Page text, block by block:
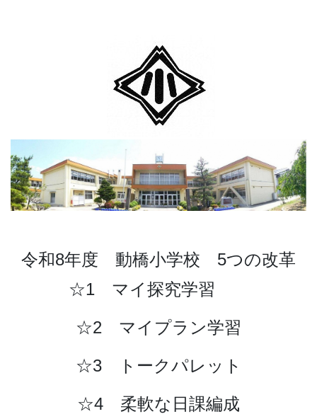
令和8年度 動橋小学校 5つの改革
☆1 マイ探究学習
☆2 マイプラン学習
☆3 トークパレット
☆4 柔軟な日課編成